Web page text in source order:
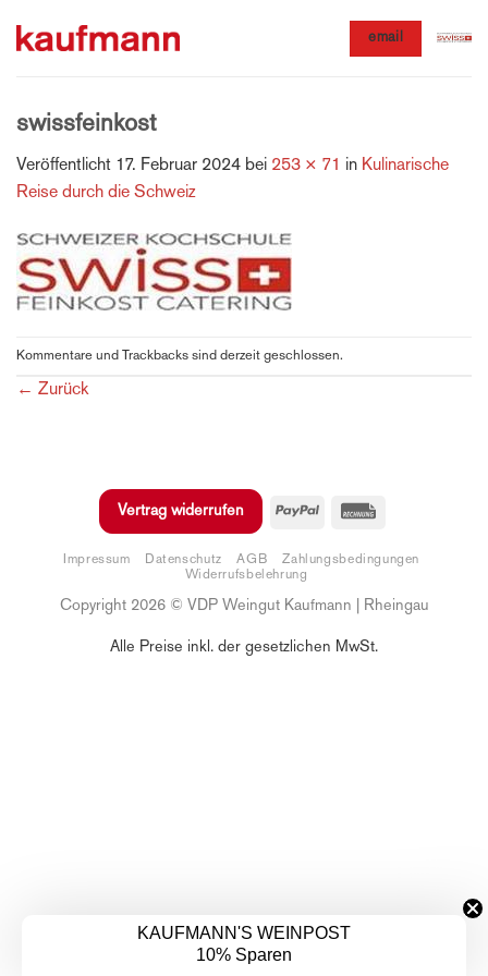
Inhalt
email
swissfeinkost
Veröffentlicht 17. Februar 2024 bei 253 × 71 in Kulinarische
Reise durch die Schweiz
Kommentare und Trackbacks sind derzeit geschlossen.
← Zurück
Vertrag widerrufen PayPal
Impressum Datenschutz AGB
Zahlungsbedingungen
Widerrufsbelehrung
Copyright 2026 © VDP Weingut Kaufmann | Rheingau
Alle Preise inkl. der gesetzlichen MwSt.
KAUFMANN'S WEINPOST
10% Sparen
sichern
E-Mail-Adresse
Anmelden